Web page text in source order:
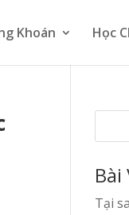
Khoán Học
Tại